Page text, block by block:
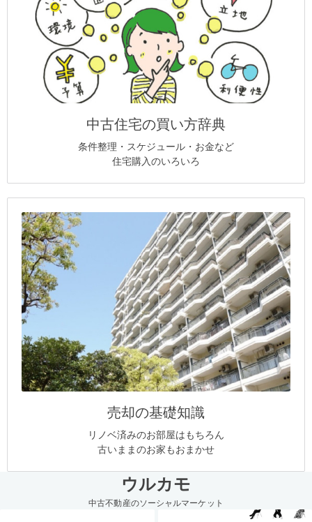
中古住宅の買い方辞典
条件整理・スケジュール・お金など
住宅購入のいろいろ
売却の基礎知識
リノベ済みのお部屋はもちろん
古いままのお家もおまかせ
ウルカモ
中古不動産のソーシャルマーケット